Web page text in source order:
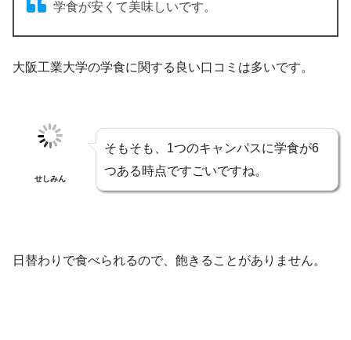
学食が安くて美味しいです。
大阪工業大学の学食に関する良い口コミは多いです。
せしみん
そもそも、1つのキャンパスに学食が6
つある時点ですごいですね。
日替わりで食べられるので、飽きることがありません。